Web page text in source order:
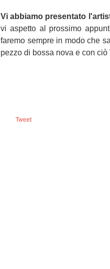
Vi abbiamo presentato
vi aspetto al prossimo
faremo sempre in modo che
pezzo di bossa nova e con
Tweet